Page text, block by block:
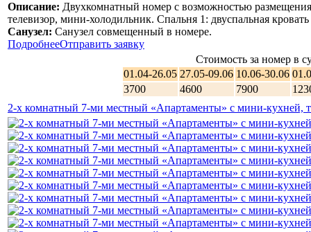
Описание: Двухкомнатный номер с возможностью
телевизор, мини-холодильник. Спальня 1: двуспальная
Санузел: Санузел совмещенный в номере.
ПодробнееОтправить заявку
Стоимость за номер в
01.04-26.05 27.05-09.06 10.06-30.06
3700
4600 7900
2-х комнатный 7-ми местный «Апартаменты» с мини-кухней,